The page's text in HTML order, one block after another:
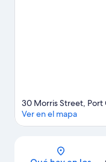
30 Morris Street, Port
Ver en el mapa